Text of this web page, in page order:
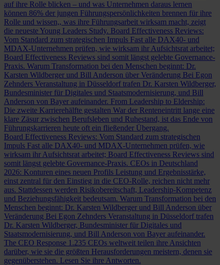
auf ihre Rolle blicken – und was Unternehmen daraus lernen
können 86% der jungen Führungspersönlichkeiten brennen für ihre
Rolle und wissen,, was ihre Führungsarbeit wirksam macht, zeigt
die neueste Young Leaders Study. Board Effectiveness Reviews:
Vom Standard zum strategischen Impuls Fast alle DAX40- und
MDAX-Unternehmen prüfen, wie wirksam ihr Aufsichtsrat arbeitet;
Board Effectiveness Reviews sind somit längst gelebte Governance-
Praxis. Warum Transformation bei den Menschen beginnt: Dr.
Karsten Wildberger und Bill Anderson über Veränderung Bei Egon
Zehnders Veranstaltung in Düsseldorf trafen Dr. Karsten Wildberger,
Bundesminister für Digitales und Staatsmodernisierung, und Bill
Anderson von Bayer aufeinander. From Leadership to Eldership:
Die zweite Karrierehälfte gestalten War der Renteneintritt lange eine
klare Zäsur zwischen Berufsleben und Ruhestand, ist das Ende von
Führungskarrieren heute oft ein fließender Übergang.
Board Effectiveness Reviews: Vom Standard zum strategischen
Impuls Fast alle DAX40- und MDAX-Unternehmen prüfen, wie
wirksam ihr Aufsichtsrat arbeitet; Board Effectiveness Reviews sind
somit längst gelebte Governance-Praxis. CEOs in Deutschland
2026: Konturen eines neuen Profils Leistung und Ergebnisstärke,
einst zentral für den Einstieg in die CEO-Rolle, reichen nicht mehr
aus. Stattdessen werden Risikobereitschaft, Leadership-Kompetenz
und Beziehungsfähigkeit bedeutsam. Warum Transformation bei den
Menschen beginnt: Dr. Karsten Wildberger und Bill Anderson über
Veränderung Bei Egon Zehnders Veranstaltung in Düsseldorf trafen
Dr. Karsten Wildberger, Bundesminister für Digitales und
Staatsmodernisierung, und Bill Anderson von Bayer aufeinander.
The CEO Response 1.235 CEOs weltweit teilen ihre Ansichten
darüber, wie sie die größten Herausforderungen meistern, denen sie
gegenüberstehen. Lesen Sie ihre Antworten.